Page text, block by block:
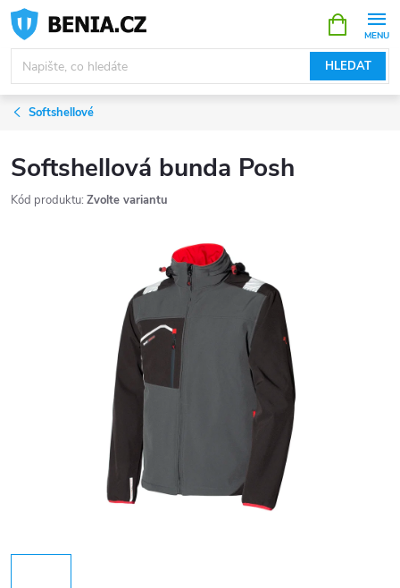
Přejít
obsah
HLEDAT
NÁKUPNÍ
KOŠÍK
Softshellové
Softshellová bunda Posh
Kód produktu: Zvolte variantu